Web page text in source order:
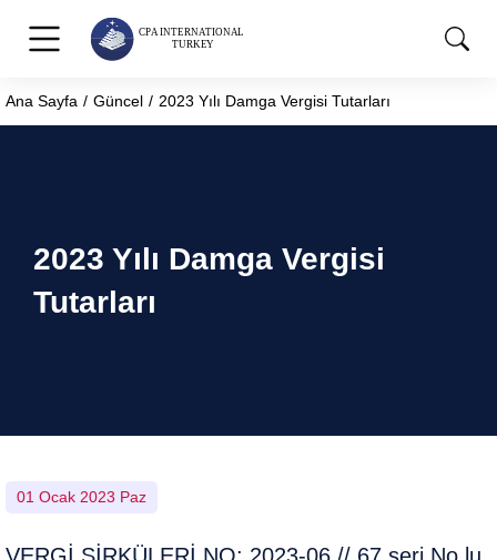
You are here:
Ana Sayfa Güncel 2023 Yılı Damga Vergisi Tutarları
2023 Yılı Damga Vergisi
Tutarları
01 Ocak 2023 Paz